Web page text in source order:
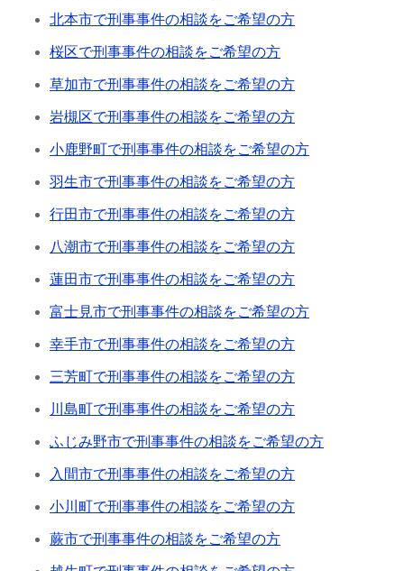
北本市で刑事事件の相談をご希望の方
桜区で刑事事件の相談をご希望の方
草加市で刑事事件の相談をご希望の方
岩槻区で刑事事件の相談をご希望の方
小鹿野町で刑事事件の相談をご希望の方
羽生市で刑事事件の相談をご希望の方
行田市で刑事事件の相談をご希望の方
八潮市で刑事事件の相談をご希望の方
蓮田市で刑事事件の相談をご希望の方
富士見市で刑事事件の相談をご希望の方
幸手市で刑事事件の相談をご希望の方
三芳町で刑事事件の相談をご希望の方
川島町で刑事事件の相談をご希望の方
ふじみ野市で刑事事件の相談をご希望の方
入間市で刑事事件の相談をご希望の方
小川町で刑事事件の相談をご希望の方
蕨市で刑事事件の相談をご希望の方